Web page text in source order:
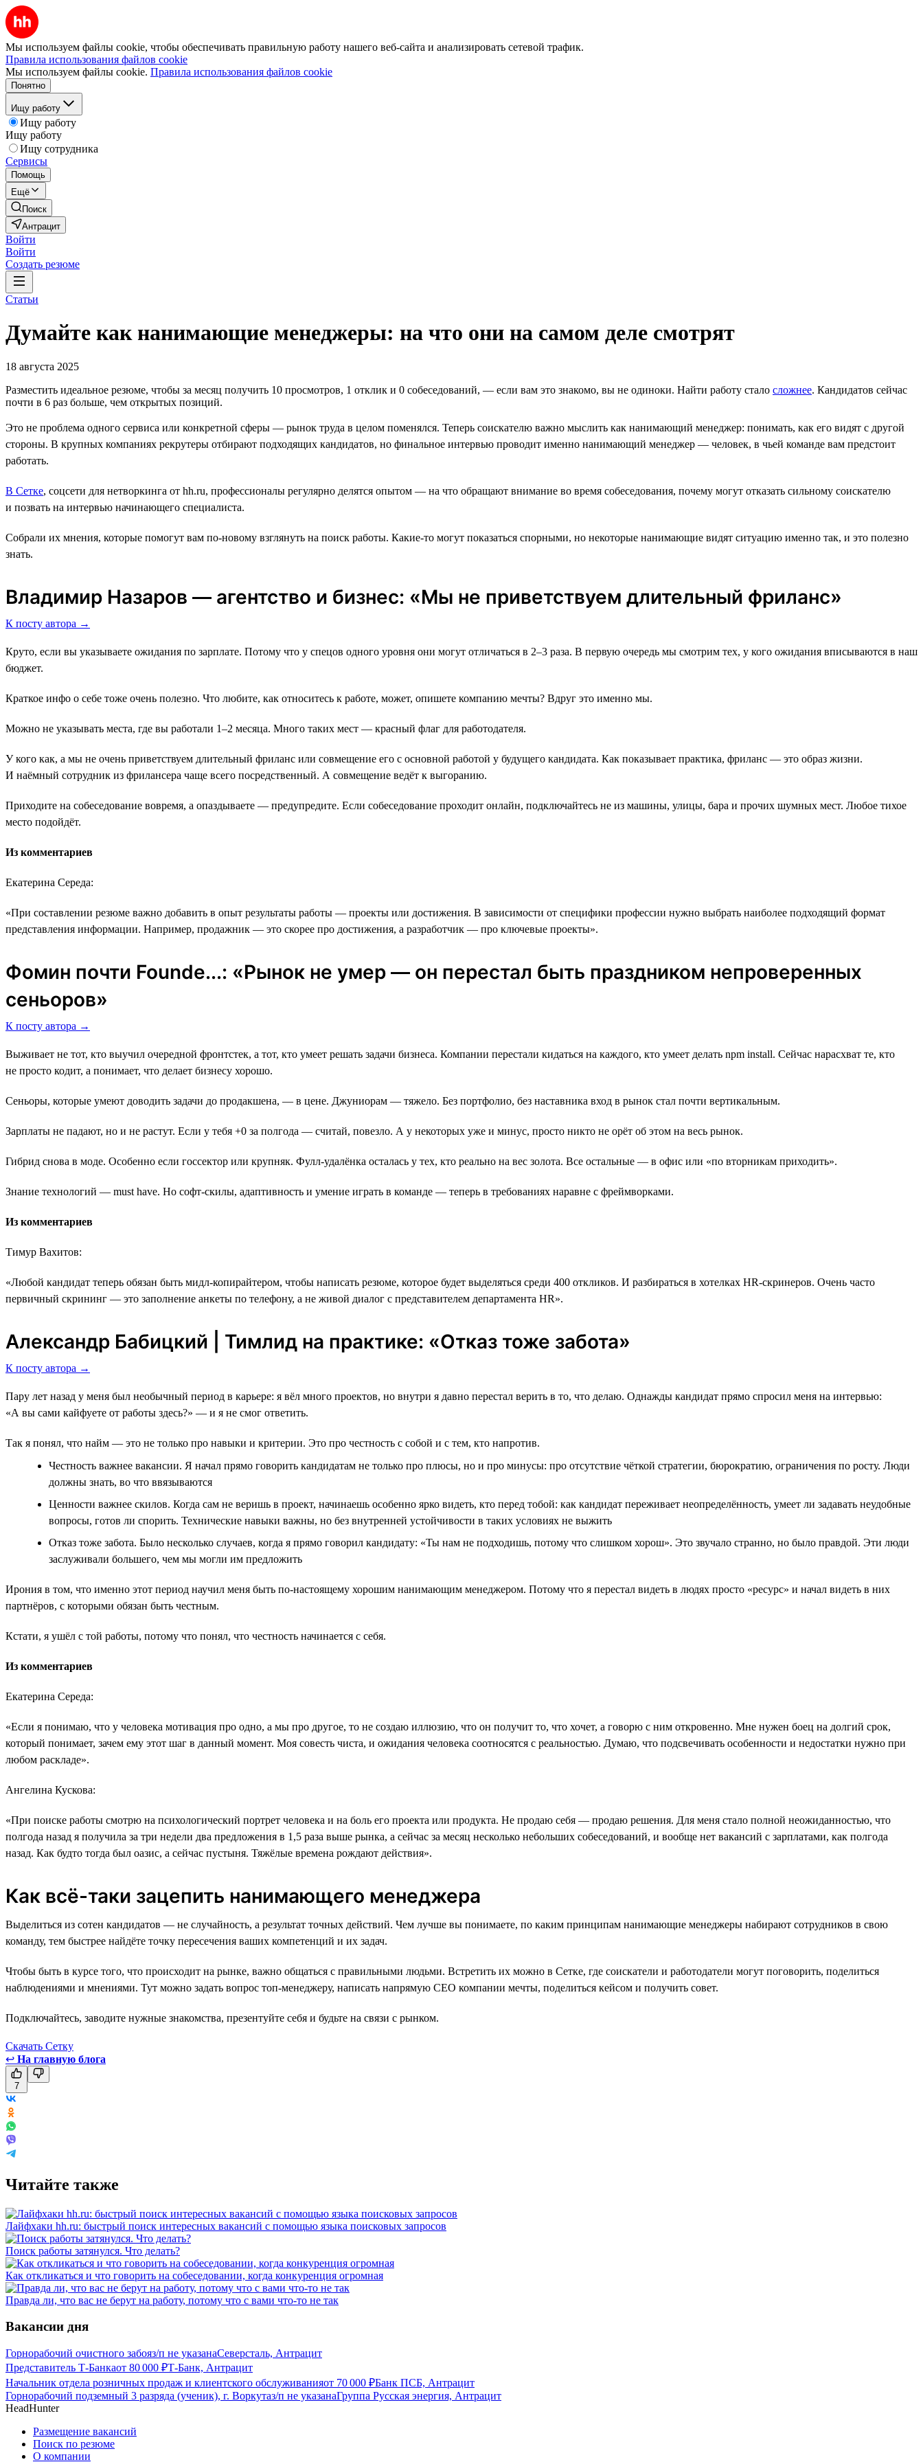
Мы используем файлы cookie, чтобы обеспечивать правильную работу нашего веб-сайта и анализировать сетевой трафик.
Правила использования файлов cookie
Мы используем файлы cookie. Правила использования файлов cookie
Понятно
Ищу работу
Ищу работу
Ищу работу
Ищу сотрудника
Сервисы
Помощь
Ещё
Поиск
Антрацит
Войти
Войти
Создать резюме
Статьи
Думайте как нанимающие менеджеры: на что они на самом деле смотрят
18 августа 2025
Разместить идеальное резюме, чтобы за месяц получить 10 просмотров, 1 отклик и 0 собеседований, ― если вам это знакомо, вы не одиноки. Найти работу стало сложнее. Кандидатов сейчас
почти в 6 раз больше, чем открытых позиций.
Это не проблема одного сервиса или конкретной сферы — рынок труда в целом поменялся. Теперь соискателю важно мыслить как нанимающий менеджер: понимать, как его видят с другой
стороны. В крупных компаниях рекрутеры отбирают подходящих кандидатов, но финальное интервью проводит именно нанимающий менеджер ― человек, в чьей команде вам предстоит
работать.
В Сетке, соцсети для нетворкинга от hh.ru, профессионалы регулярно делятся опытом — на что обращают внимание во время собеседования, почему могут отказать сильному соискателю
и позвать на интервью начинающего специалиста.
Собрали их мнения, которые помогут вам по-новому взглянуть на поиск работы. Какие-то могут показаться спорными, но некоторые нанимающие видят ситуацию именно так, и это полезно
знать.
Владимир Назаров — агентство и бизнес: «Мы не приветствуем длительный фриланс»
К посту автора →
Круто, если вы указываете ожидания по зарплате. Потому что у спецов одного уровня они могут отличаться в 2–3 раза. В первую очередь мы смотрим тех, у кого ожидания вписываются в наш
бюджет.
Краткое инфо о себе тоже очень полезно. Что любите, как относитесь к работе, может, опишете компанию мечты? Вдруг это именно мы.
Можно не указывать места, где вы работали 1–2 месяца. Много таких мест ― красный флаг для работодателя.
У кого как, а мы не очень приветствуем длительный фриланс или совмещение его с основной работой у будущего кандидата. Как показывает практика, фриланс ― это образ жизни.
И наёмный сотрудник из фрилансера чаще всего посредственный. А совмещение ведёт к выгоранию.
Приходите на собеседование вовремя, а опаздываете ― предупредите. Если собеседование проходит онлайн, подключайтесь не из машины, улицы, бара и прочих шумных мест. Любое тихое
место подойдёт.
Из комментариев
Екатерина Середа:
«При составлении резюме важно добавить в опыт результаты работы ― проекты или достижения. В зависимости от специфики профессии нужно выбрать наиболее подходящий формат
представления информации. Например, продажник ― это скорее про достижения, а разработчик ― про ключевые проекты».
Фомин почти Founde...: «Рынок не умер ― он перестал быть праздником непроверенных
сеньоров»
К посту автора →
Выживает не тот, кто выучил очередной фронтстек, а тот, кто умеет решать задачи бизнеса. Компании перестали кидаться на каждого, кто умеет делать npm install. Сейчас нарасхват те, кто
не просто кодит, а понимает, что делает бизнесу хорошо.
Сеньоры, которые умеют доводить задачи до продакшена, — в цене. Джуниорам — тяжело. Без портфолио, без наставника вход в рынок стал почти вертикальным.
Зарплаты не падают, но и не растут. Если у тебя +0 за полгода — считай, повезло. А у некоторых уже и минус, просто никто не орёт об этом на весь рынок.
Гибрид снова в моде. Особенно если госсектор или крупняк. Фулл-удалёнка осталась у тех, кто реально на вес золота. Все остальные — в офис или «по вторникам приходить».
Знание технологий — must have. Но софт-скилы, адаптивность и умение играть в команде — теперь в требованиях наравне с фреймворками.
Из комментариев
Тимур Вахитов:
«Любой кандидат теперь обязан быть мидл-копирайтером, чтобы написать резюме, которое будет выделяться среди 400 откликов. И разбираться в хотелках HR-скринеров. Очень часто
первичный скрининг ― это заполнение анкеты по телефону, а не живой диалог с представителем департамента HR».
Александр Бабицкий | Тимлид на практике: «Отказ тоже забота»
К посту автора →
Пару лет назад у меня был необычный период в карьере: я вёл много проектов, но внутри я давно перестал верить в то, что делаю. Однажды кандидат прямо спросил меня на интервью:
«А вы сами кайфуете от работы здесь?» — и я не смог ответить.
Так я понял, что найм — это не только про навыки и критерии. Это про честность с собой и с тем, кто напротив.
Честность важнее вакансии. Я начал прямо говорить кандидатам не только про плюсы, но и про минусы: про отсутствие чёткой стратегии, бюрократию, ограничения по росту. Люди
должны знать, во что ввязываются
Ценности важнее скилов. Когда сам не веришь в проект, начинаешь особенно ярко видеть, кто перед тобой: как кандидат переживает неопределённость, умеет ли задавать неудобные
вопросы, готов ли спорить. Технические навыки важны, но без внутренней устойчивости в таких условиях не выжить
Отказ тоже забота. Было несколько случаев, когда я прямо говорил кандидату: «Ты нам не подходишь, потому что слишком хорош». Это звучало странно, но было правдой. Эти люди
заслуживали большего, чем мы могли им предложить
Ирония в том, что именно этот период научил меня быть по-настоящему хорошим нанимающим менеджером. Потому что я перестал видеть в людях просто «ресурс» и начал видеть в них
партнёров, с которыми обязан быть честным.
Кстати, я ушёл с той работы, потому что понял, что честность начинается с себя.
Из комментариев
Екатерина Середа:
«Если я понимаю, что у человека мотивация про одно, а мы про другое, то не создаю иллюзию, что он получит то, что хочет, а говорю с ним откровенно. Мне нужен боец на долгий срок,
который понимает, зачем ему этот шаг в данный момент. Моя совесть чиста, и ожидания человека соотносятся с реальностью. Думаю, что подсвечивать особенности и недостатки нужно при
любом раскладе».
Ангелина Кускова:
«При поиске работы смотрю на психологический портрет человека и на боль его проекта или продукта. Не продаю себя ― продаю решения. Для меня стало полной неожиданностью, что
полгода назад я получила за три недели два предложения в 1,5 раза выше рынка, а сейчас за месяц несколько небольших собеседований, и вообще нет вакансий с зарплатами, как полгода
назад. Как будто тогда был оазис, а сейчас пустыня. Тяжёлые времена рождают действия».
Как всё-таки зацепить нанимающего менеджера
Выделиться из сотен кандидатов — не случайность, а результат точных действий. Чем лучше вы понимаете, по каким принципам нанимающие менеджеры набирают сотрудников в свою
команду, тем быстрее найдёте точку пересечения ваших компетенций и их задач.
Чтобы быть в курсе того, что происходит на рынке, важно общаться с правильными людьми. Встретить их можно в Сетке, где соискатели и работодатели могут поговорить, поделиться
наблюдениями и мнениями. Тут можно задать вопрос топ-менеджеру, написать напрямую СЕО компании мечты, поделиться кейсом и получить совет.
Подключайтесь, заводите нужные знакомства, презентуйте себя и будьте на связи с рынком.
Скачать Сетку
↩ На главную блога
7
Читайте также
Лайфхаки hh.ru: быстрый поиск интересных вакансий с помощью языка поисковых запросов
Поиск работы затянулся. Что делать?
Как откликаться и что говорить на собеседовании, когда конкуренция огромная
Правда ли, что вас не берут на работу, потому что с вами что-то не так
Вакансии дня
Горнорабочий очистного забояз/п не указанаСеверсталь, Антрацит
Представитель Т-Банкаот 80 000 ₽Т-Банк, Антрацит
Начальник отдела розничных продаж и клиентского обслуживанияот 70 000 ₽Банк ПСБ, Антрацит
Горнорабочий подземный 3 разряда (ученик), г. Воркутаз/п не указанаГруппа Русская энергия, Антрацит
HeadHunter
Размещение вакансий
Поиск по резюме
О компании